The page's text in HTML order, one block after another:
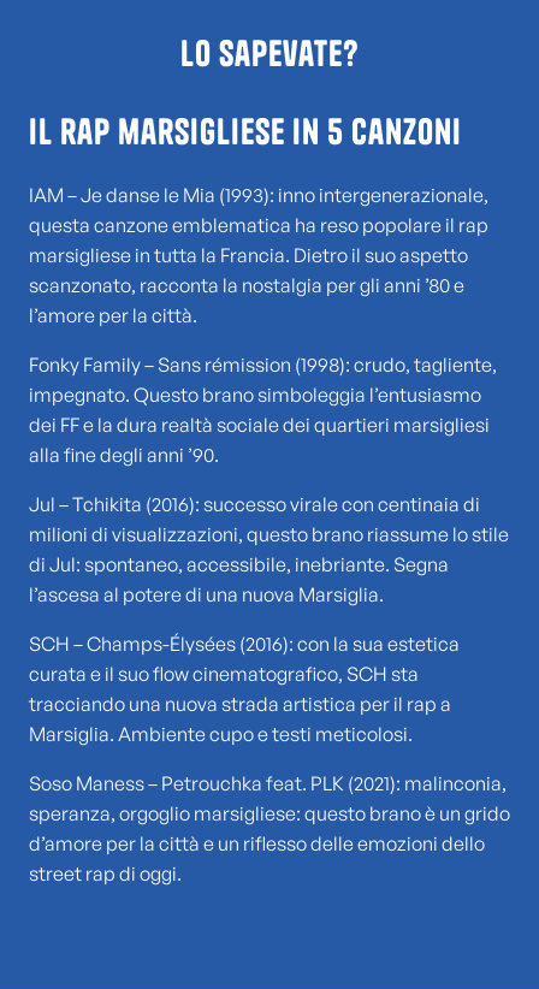
Lo sapevate?
Il rap marsigliese in 5 canzoni
IAM – Je danse le Mia (1993): inno intergenerazionale,
questa canzone emblematica ha reso popolare il rap
marsigliese in tutta la Francia. Dietro il suo aspetto
scanzonato, racconta la nostalgia per gli anni ’80 e
l’amore per la città.
Fonky Family – Sans rémission (1998): crudo, tagliente,
impegnato. Questo brano simboleggia l’entusiasmo
dei FF e la dura realtà sociale dei quartieri marsigliesi
alla fine degli anni ’90.
Jul – Tchikita (2016): successo virale con centinaia di
milioni di visualizzazioni, questo brano riassume lo stile
di Jul: spontaneo, accessibile, inebriante. Segna
l’ascesa al potere di una nuova Marsiglia.
SCH – Champs-Élysées (2016): con la sua estetica
curata e il suo flow cinematografico, SCH sta
tracciando una nuova strada artistica per il rap a
Marsiglia. Ambiente cupo e testi meticolosi.
Soso Maness – Petrouchka feat. PLK (2021): malinconia,
speranza, orgoglio marsigliese: questo brano è un grido
d’amore per la città e un riflesso delle emozioni dello
street rap di oggi.